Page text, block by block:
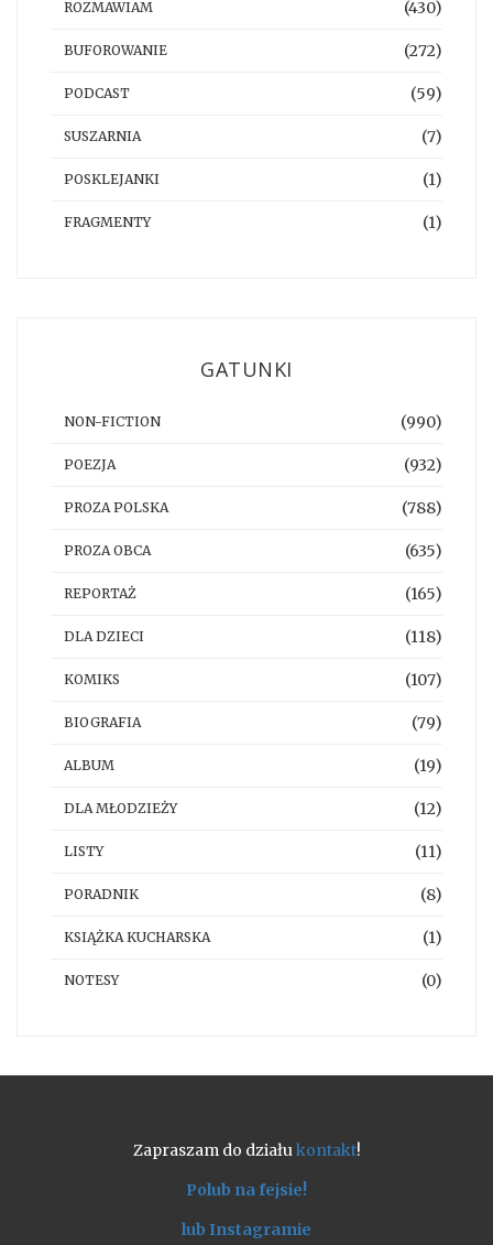
ROZMAWIAM (430)
BUFOROWANIE (272)
PODCAST (59)
SUSZARNIA (7)
POSKLEJANKI (1)
FRAGMENTY (1)
GATUNKI
NON-FICTION (990)
POEZJA (932)
PROZA POLSKA (788)
PROZA OBCA (635)
REPORTAŻ (165)
DLA DZIECI (118)
KOMIKS (107)
BIOGRAFIA (79)
ALBUM (19)
DLA MŁODZIEŻY (12)
LISTY (11)
PORADNIK (8)
KSIĄŻKA KUCHARSKA (1)
NOTESY (0)
Zapraszam do działukontakt!
Polub na fejsie!
lub Instagramie